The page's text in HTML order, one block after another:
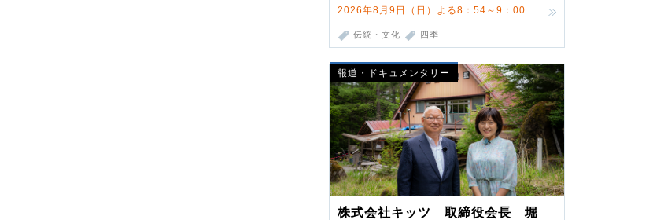
2026年8月9日（日）よる8：54～9：00
伝統・文化 四季
報道・ドキュメンタリー
株式会社キッツ 取締役会長 堀